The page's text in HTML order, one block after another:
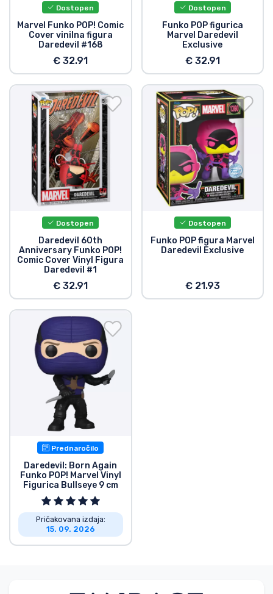
Dostopen
Marvel Funko POP! Comic
Cover vinilna figura
Daredevil #168
€ 32.91
Dostopen
Funko POP figurica
Marvel Daredevil
Exclusive
€ 32.91
Dostopen
Daredevil 60th
Anniversary Funko POP!
Comic Cover Vinyl Figura
Daredevil #1
€ 32.91
Dostopen
Funko POP figura Marvel
Daredevil Exclusive
€ 21.93
Prednaročilo
Daredevil: Born Again
Funko POP! Marvel Vinyl
Figurica Bullseye 9 cm
Pričakovana izdaja:
15. 09. 2026